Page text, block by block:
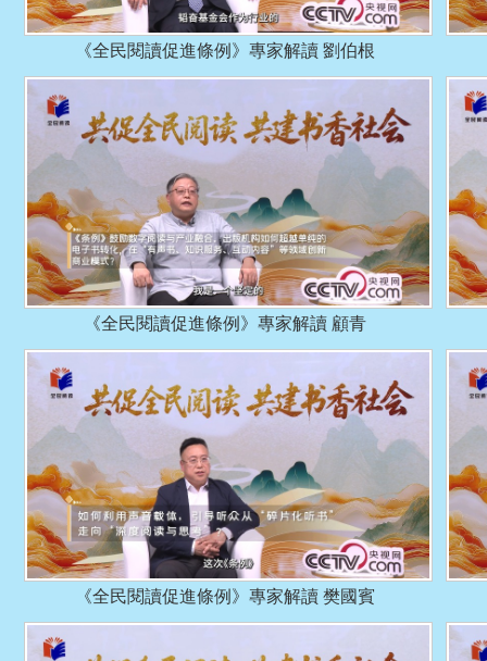
《全民閱讀促進條例》專家解讀 劉伯根
《全民閱讀促進條例》專家解讀 顧青
《全民閱讀促進條例》專家解讀 樊國賓